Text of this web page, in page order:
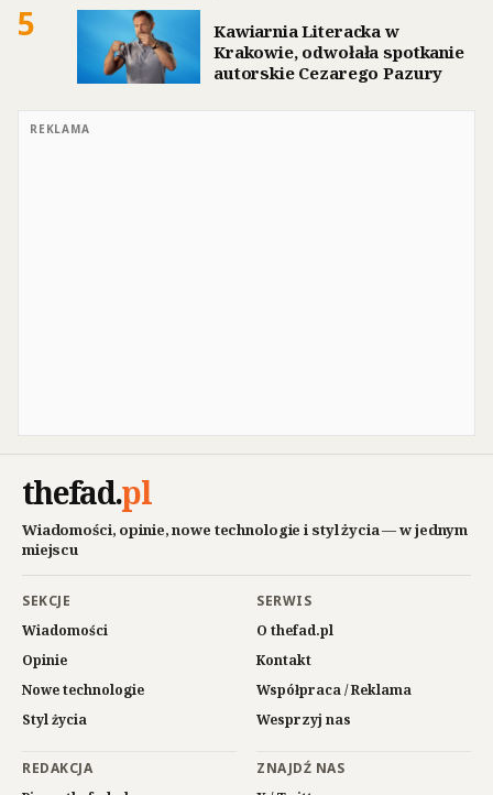
5
Kawiarnia Literacka w
Krakowie, odwołała spotkanie
autorskie Cezarego Pazury
REKLAMA
thefad.pl
Wiadomości, opinie, nowe technologie i styl życia — w jednym
miejscu
SEKCJE
Wiadomości
Opinie
Nowe technologie
Styl życia
SERWIS
O thefad.pl
Kontakt
Współpraca / Reklama
Wesprzyj nas
REDAKCJA
ZNAJDŹ NAS